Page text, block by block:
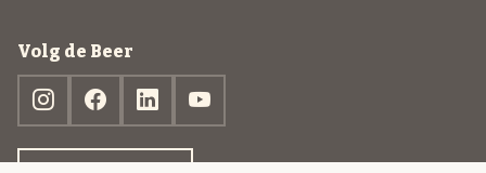
Volg de Beer